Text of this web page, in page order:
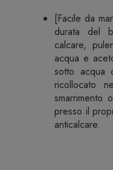
[Facile da
durata del
calcare,
acqua e
sotto acqua
ricollocato
smarrimento
presso il
anticalcare.